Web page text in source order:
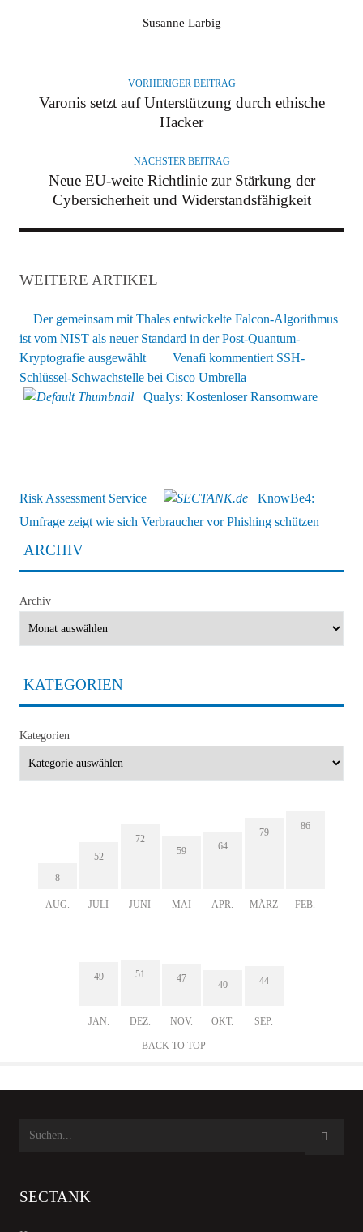
Susanne Larbig
VORHERIGER BEITRAG
Varonis setzt auf Unterstützung durch ethische
Hacker
NÄCHSTER BEITRAG
Neue EU-weite Richtlinie zur Stärkung der
Cybersicherheit und Widerstandsfähigkeit
WEITERE ARTIKEL
Der gemeinsam mit Thales entwickelte Falcon-Algorithmus
ist vom NIST als neuer Standard in der Post-Quantum-
Kryptografie ausgewählt
Venafi kommentiert SSH-
Schlüssel-Schwachstelle bei Cisco Umbrella
Qualys: Kostenloser Ransomware
Risk Assessment Service
KnowBe4:
Umfrage zeigt wie sich Verbraucher vor Phishing schützen
ARCHIV
Archiv
KATEGORIEN
Kategorien
8
AUG.
52
JULI
72
JUNI
59
MAI
64
APR.
79
MÄRZ
86
FEB.
49
JAN.
51
DEZ.
47
NOV.
40
OKT.
44
SEP.
BACK TO TOP
SECTANK